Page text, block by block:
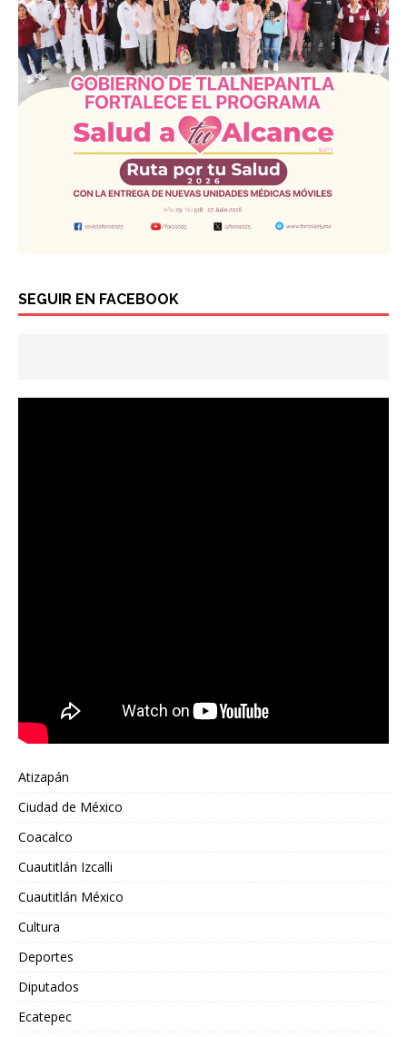
SEGUIR EN FACEBOOK
Atizapán
Ciudad de México
Coacalco
Cuautitlán Izcalli
Cuautitlán México
Cultura
Deportes
Diputados
Ecatepec